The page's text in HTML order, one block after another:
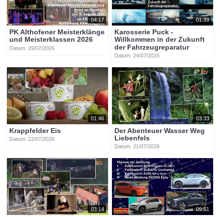
naturköstlichkeiten
höfer
04:17
PK Althofener Meisterklänge
und Meisterklassen 2026
Datum: 29/07/2026
01:39
Karosserie Puck -
Willkommen in der Zukunft
der Fahrzeugreparatur
Datum: 24/07/2026
01:46
Krappfelder Eis
Datum: 22/07/2026
03:33
Der Abenteuer Wasser Weg
Liebenfels
Datum: 21/07/2026
03:14 09:51